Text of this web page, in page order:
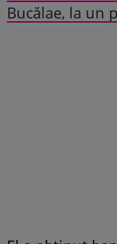
Bucălae, la un